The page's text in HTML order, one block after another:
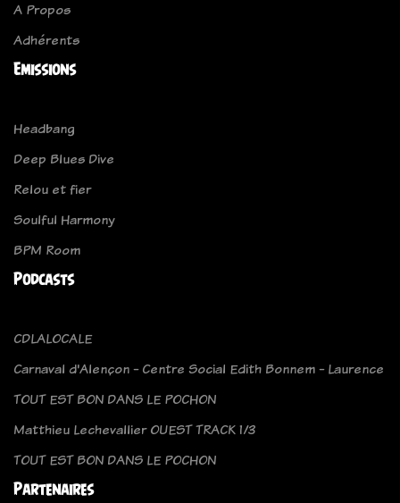
A Propos
Adhérents
Emissions
Headbang
Deep Blues Dive
Relou et fier
Soulful Harmony
BPM Room
Podcasts
CDLALOCALE
Carnaval d'Alençon - Centre Social Edith Bonnem - Laurence
TOUT EST BON DANS LE POCHON
Matthieu Lechevallier OUEST TRACK 1/3
TOUT EST BON DANS LE POCHON
Partenaires